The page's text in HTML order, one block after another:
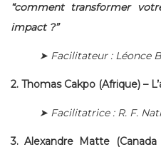
“comment transformer
impact ?”
➤ Facilitateur : Léonce
2. Thomas Cakpo (Afrique) –
➤ Facilitatrice : R. F.
3. Alexandre Matte